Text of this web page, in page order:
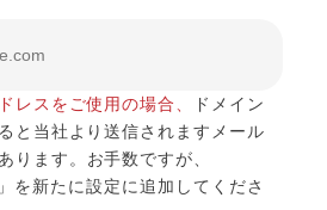
レスをご使用の場合、
ドメイン
と当社より送信されますメール
ります。 お手数ですが、
」を新たに設定に追加してくださ